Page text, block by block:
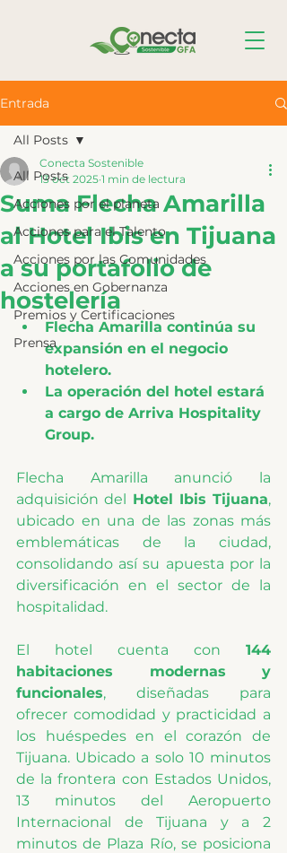
Entrada
All Posts
Acciones por el planeta
Acciones para el Talento
Acciones por las Comunidades
Acciones en Gobernanza
Premios y Certificaciones
Prensa
All Posts
Suma Flecha Amarilla
al Hotel Ibis en Tijuana
a su portafolio de
hostelería
Conecta Sostenible
13 oct 2025 1 min de lectura
Flecha Amarilla continúa su
expansión en el negocio
hotelero.
La operación del hotel estará
a cargo de Arriva Hospitality
Group.
Flecha Amarilla anunció la
adquisición del Hotel Ibis Tijuana,
ubicado en una de las zonas más
emblemáticas de la ciudad,
consolidando así su apuesta por la
diversificación en el sector de la
hospitalidad.
El hotel cuenta con 144
habitaciones modernas y
funcionales, diseñadas para
ofrecer comodidad y practicidad a
los huéspedes en el corazón de
Tijuana. Ubicado a solo 10 minutos
de la frontera con Estados Unidos,
13 minutos del Aeropuerto
Internacional de Tijuana y a 2
minutos de Plaza Río, se posiciona